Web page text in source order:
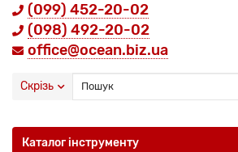
(099) 452-20-02
(098) 492-20-02
office@ocean.biz.ua
Скрізь
Каталог інструменту